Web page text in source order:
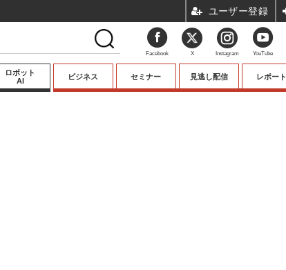
ロボット
AI
ビジネス セミナー 見逃し配信 レポート
Facebook X Instagram YouTube
ユーザー登録